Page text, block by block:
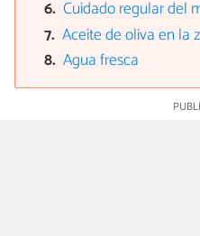
Cuidado regular del
Aceite de oliva en la
Agua fresca